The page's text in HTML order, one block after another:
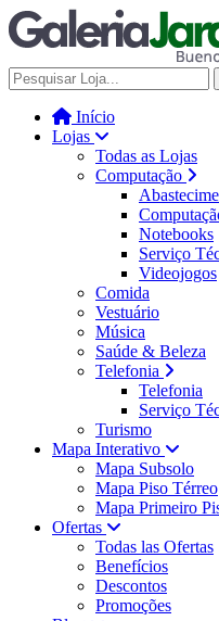
Galería
Início
Lojas
Todas as Lojas
Computação
Notebooks
Serviço
Videojogos
Comida
Vestuário
Música
Saúde & Beleza
Telefonia
Telefonia
Serviço
Turismo
Mapa Interativo
Mapa Subsolo
Mapa Piso Térreo
Mapa Primeiro
Ofertas
Todas las Ofertas
Benefícios
Descontos
Promoções